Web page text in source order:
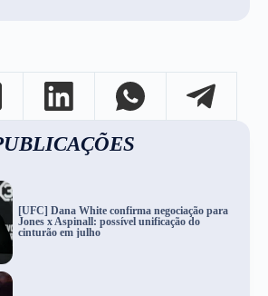
[UFC] Dana White confirma negociação para
Jones x Aspinall: possível unificação do
cinturão em julho